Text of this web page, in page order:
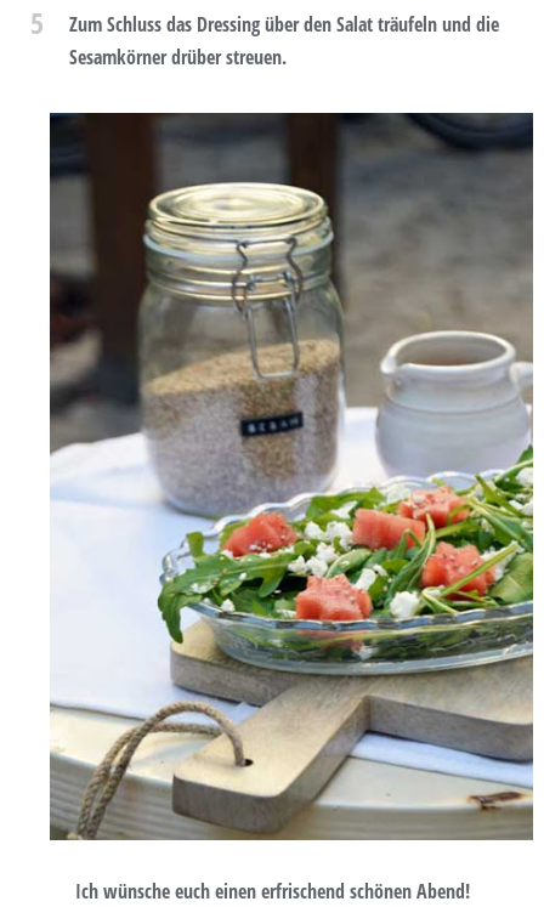
5
Zum Schluss das Dressing über den Salat träufeln und die
Sesamkörner drüber streuen.
Ich wünsche euch einen erfrischend schönen Abend!